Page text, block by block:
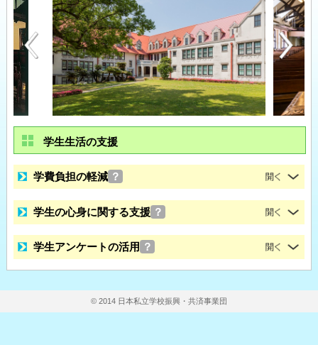
学生生活の支援
学費負担の軽減 ？
学生の心身に関する支援 ？
学生アンケートの活用 ？
© 2014 日本私立学校振興・共済事業団